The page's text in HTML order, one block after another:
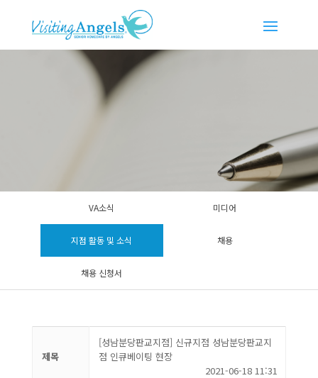
VA소식 미디어
지점 활동 및 소식 채용
채용 신청서
제목
[성남분당판교지점] 신규지점 성남분당판교지
점 인큐베이팅 현장
2021-06-18 11:31